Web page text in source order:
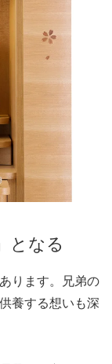
となる
ります。兄弟の
養する想いも深